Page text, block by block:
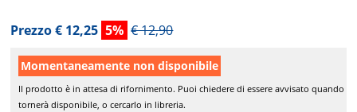
Prezzo € 12,25 5% € 12,90
Momentaneamente non disponibile
Il prodotto è in attesa di rifornimento. Puoi chiedere di essere avvisato quando
tornerà disponibile, o cercarlo in libreria.